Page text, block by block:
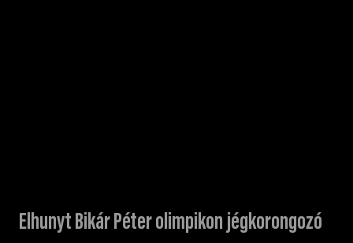
Elhunyt Bikár Péter olimpikon jégkorongozó